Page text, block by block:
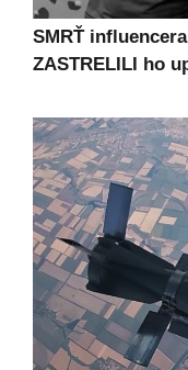
SMRŤ
ZASTRELILI ho